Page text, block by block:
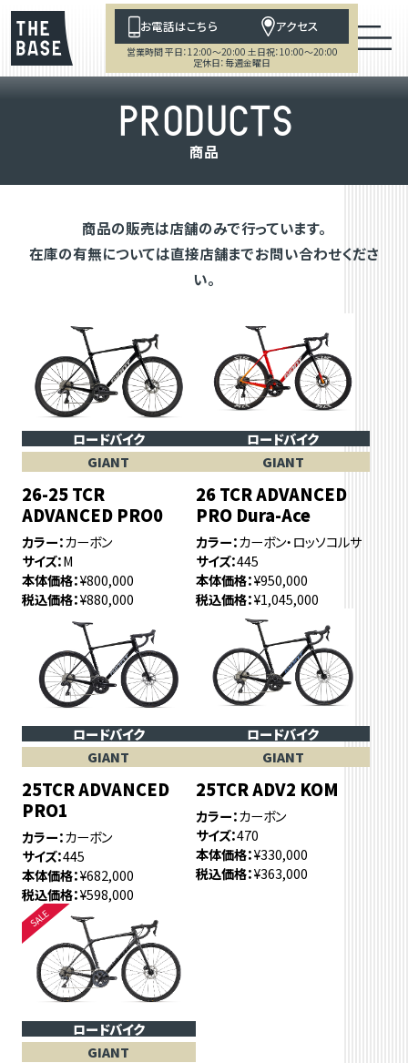
お電話はこちら アクセス
営業時間 平日：12:00～20:00 土日祝：10:00～20:00
定休日：毎週金曜日
PRODUCTS
商品
商品の販売は店舗のみで行っています。
在庫の有無については直接店舗までお問い合わせくださ
い。
ロードバイク
GIANT
26-25 TCR
ADVANCED PRO0
カラー カーボン
サイズ M
本体価格 ¥800,000
税込価格 ¥880,000
ロードバイク
GIANT
26 TCR ADVANCED
PRO Dura-Ace
カラー カーボン・ロッソコルサ
サイズ 445
本体価格 ¥950,000
税込価格 ¥1,045,000
ロードバイク
GIANT
25TCR ADVANCED
PRO1
カラー カーボン
サイズ 445
本体価格 ¥682,000
税込価格 ¥598,000
ロードバイク
GIANT
25TCR ADV2 KOM
カラー カーボン
サイズ 470
本体価格 ¥330,000
税込価格 ¥363,000
ロードバイク
GIANT